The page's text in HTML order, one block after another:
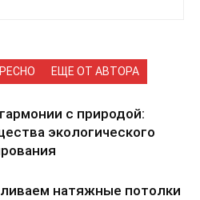
ЕЩЕ ОТ АВТОРА
с природой:
экологического
натяжные потолки